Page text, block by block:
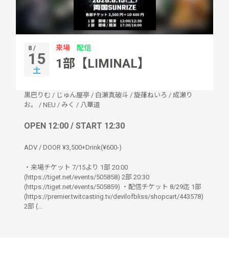
8 /
15
土
来場 配信
1部【LIMINAL】
黒巴りむ / じゅん屋亭 / 白瀬真破斗 / 旋葎ねいろ / 成瀬り
お。
/ NEU / みく / 八華道
OPEN 12:00 / START 12:30
ADV / DOOR ¥3,500+Drink(¥600-)
・来場チケット 7/15より 1部 20:00
(https://tiget.net/events/505858) 2部 20:30
(https://tiget.net/events/505859) ・配信チケット 8/29迄 1部
(https://premier.twitcasting.tv/devilofbliss/shopcart/443578)
2部 (...